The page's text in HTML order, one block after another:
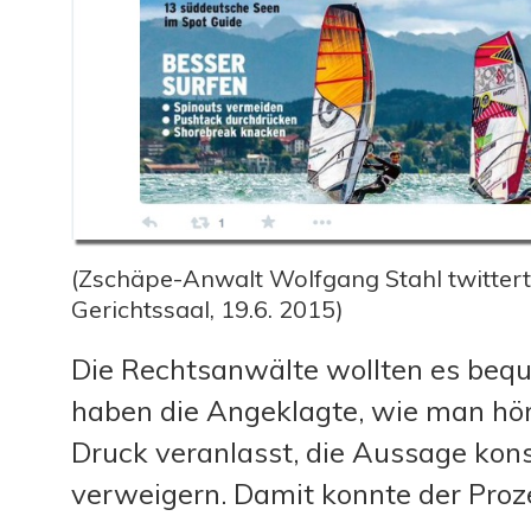
(Zschäpe-Anwalt Wolfgang Stahl
Gerichtssaal, 19.6. 2015)
Die Rechtsanwälte wollten es
haben die Angeklagte, wie man
Druck veranlasst, die Aussage
verweigern. Damit konnte der